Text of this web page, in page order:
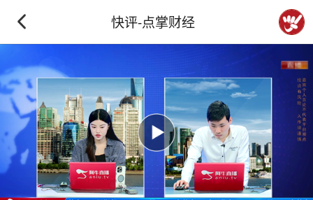
快评-点掌财经